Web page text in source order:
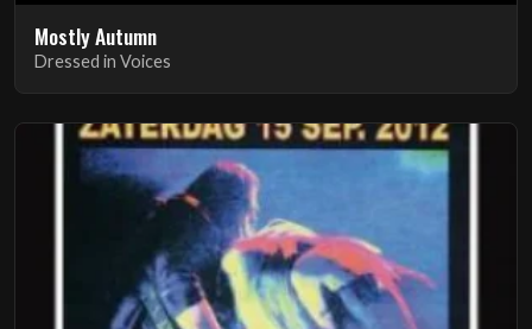
Mostly Autumn
Dressed in Voices